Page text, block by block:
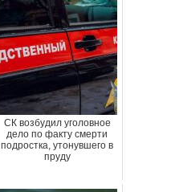
СК возбудил уголовное
дело по факту смерти
подростка, утонувшего в
пруду